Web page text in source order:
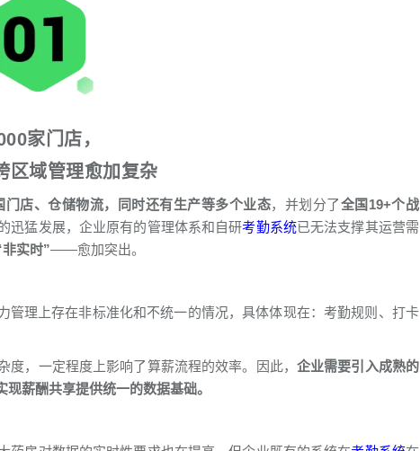
家门店，
区域管理愈加复杂
门店、仓储物流，同时还有生产等多个业态，并划分了全国19+个战
迅猛发展，企业原有的管理体系和自研考勤系统已无法支撑其运营需
实时”——愈加突出。
理上存在非标准化和不统一的情况，具体体现在：考勤规则、打卡
，一定程度上影响了算薪流程的效率。因此， 企业需要引入成熟的
薪酬共享提供统一的数据基础。